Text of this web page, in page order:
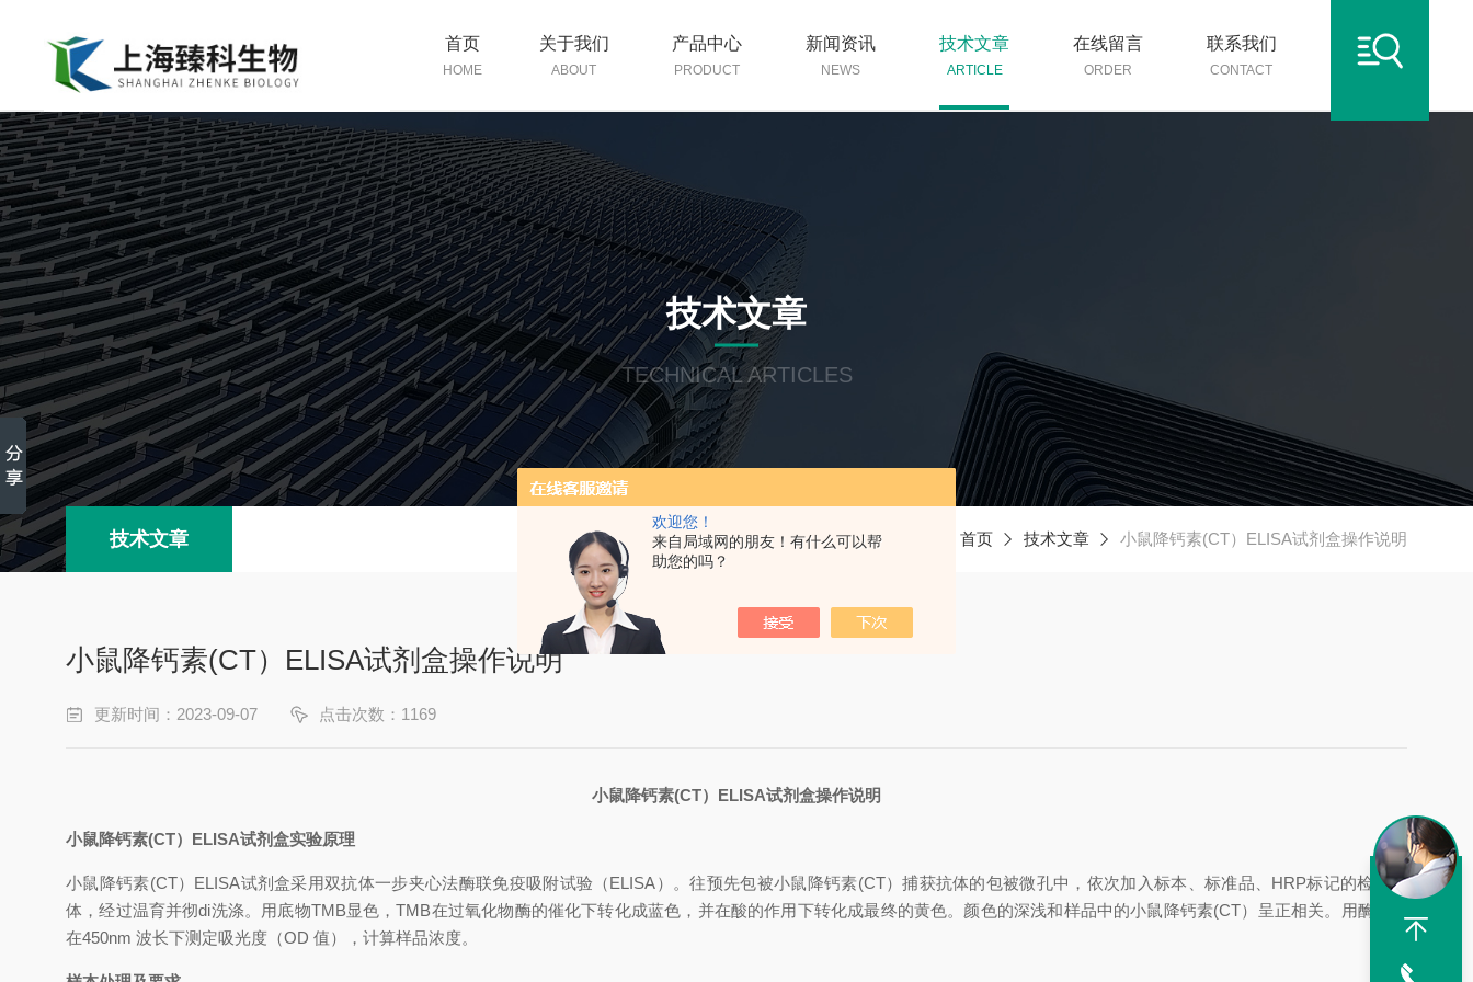
欢迎您！
来自局域网的朋友！有什么可以帮
助您的吗？
首页
HOME
关于我们
ABOUT
产品中心
PRODUCT
新闻资讯
NEWS
技术文章
ARTICLE
在线留言
ORDER
联系我们
CONTACT
技术文章
TECHNICAL ARTICLES
技术文章 当前位置： 首页 技术文章 小鼠降钙素(CT）ELISA试剂盒操作说明
小鼠降钙素(CT）ELISA试剂盒操作说明
更新时间：2023-09-07 点击次数：1169
小鼠降钙素(CT） ELISA试剂盒操作说明
小鼠降钙素(CT） ELISA试剂盒实验原理
小鼠降钙素(CT） ELISA试剂盒采用双抗体一步夹心法酶联免疫吸附试验（ELISA）。往预先包被小鼠降钙素(CT）捕获抗体的包被微孔中，依次加入标本、标准品、 HRP标记的检测抗
体，经过温育并彻di洗涤。用底物TMB显色，TMB在过氧化物酶的催化下转化成蓝色，并在酸的作用下转化成最终的黄色。颜色的深浅和样品中的小鼠降钙素(CT） 呈正相关。用酶标仪
在450nm 波长下测定吸光度（OD 值），计算样品浓度。